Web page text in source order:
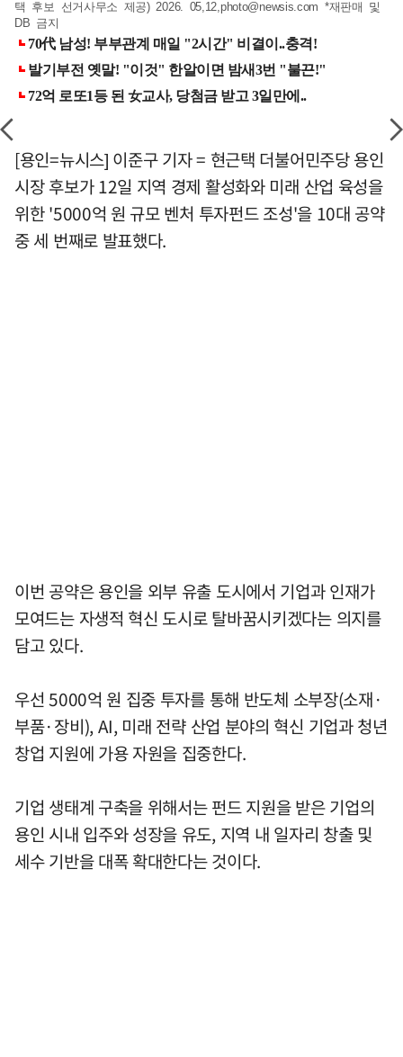
택 후보 선거사무소 제공) 2026. 05,12,photo@newsis.com *재판매 및
DB 금지
[용인=뉴시스] 이준구 기자 = 현근택 더불어민주당 용인
시장 후보가 12일 지역 경제 활성화와 미래 산업 육성을
위한 '5000억 원 규모 벤처 투자펀드 조성'을 10대 공약
중 세 번째로 발표했다.
이번 공약은 용인을 외부 유출 도시에서 기업과 인재가
모여드는 자생적 혁신 도시로 탈바꿈시키겠다는 의지를
담고 있다.
우선 5000억 원 집중 투자를 통해 반도체 소부장(소재·
부품·장비), AI, 미래 전략 산업 분야의 혁신 기업과 청년
창업 지원에 가용 자원을 집중한다.
기업 생태계 구축을 위해서는 펀드 지원을 받은 기업의
용인 시내 입주와 성장을 유도, 지역 내 일자리 창출 및
세수 기반을 대폭 확대한다는 것이다.